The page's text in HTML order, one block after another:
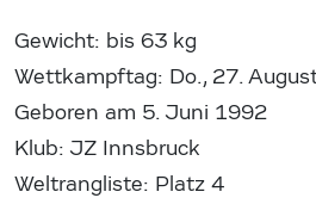
Gewicht: bis 63 kg
Wettkampftag: Do., 27.
Geboren am 5. Juni 1992
Klub: JZ Innsbruck
Weltrangliste: Platz 4